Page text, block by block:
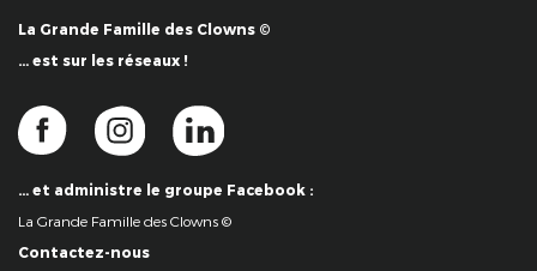
La Grande Famille des Clowns ©
… est sur les réseaux !
… et administre le groupe Facebook :
La Grande Famille des Clowns ©
Contactez-nous